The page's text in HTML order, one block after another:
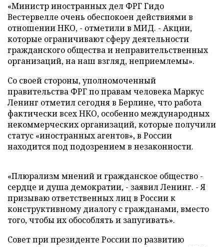
«Министр иностранных дел ФРГ Гидо
Вестервелле очень обеспокоен действиями в
отношении НКО, - отметили в МИД. - Акции,
которые ограничивают сферу деятельности
гражданского общества и неправительственных
организаций, на наш взгляд, неприемлемы».
Со своей стороны, уполномоченный
правительства ФРГ по правам человека Маркус
Ленинг отметил сегодня в Берлине, что работа
фактически всех НКО, особенно международных
некоммерческих организаций, которые получили
статус «иностранных агентов», в России
находится под подозрением в незаконности.
«Плюрализм мнений и гражданское общество -
сердце и душа демократии, - заявил Ленинг. - Я
призываю ответственных лиц в России к
конструктивному диалогу с гражданами, вместо
того, чтобы их обособлять и запугивать».
Совет при президенте России по развитию